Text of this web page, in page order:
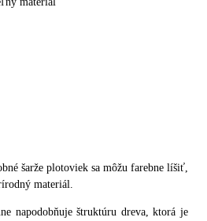
šarže plotoviek sa môžu farebne líšiť,
materiál.
napodobňuje štruktúru dreva, ktorá je